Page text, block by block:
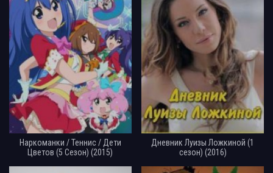
Наркоманки / Теннис / Дети
Цветов (5 Сезон) (2015)
Дневник Луизы Ложкиной (1
сезон) (2016)